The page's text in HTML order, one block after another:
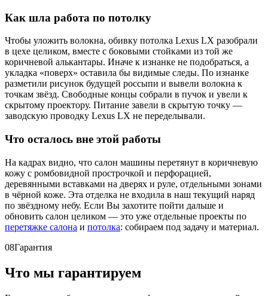
Как шла работа по потолку
Чтобы уложить волокна, обивку потолка Lexus LX разобрали
в цехе целиком, вместе с боковыми стойками из той же
коричневой алькантары. Иначе к изнанке не подобраться, а
укладка «поверх» оставила бы видимые следы. По изнанке
разметили рисунок будущей россыпи и вывели волокна к
точкам звёзд. Свободные концы собрали в пучок и увели к
скрытому проектору. Питание завели в скрытую точку —
заводскую проводку Lexus LX не переделывали.
Что осталось вне этой работы
На кадрах видно, что салон машины перетянут в коричневую
кожу с ромбовидной прострочкой и перфорацией,
деревянными вставками на дверях и руле, отдельными зонами
в чёрной коже. Эта отделка не входила в наш текущий наряд
по звёздному небу. Если Вы захотите пойти дальше и
обновить салон целиком — это уже отдельные проекты по
перетяжке салона и потолка: собираем под задачу и материал.
08Гарантия
Что мы гарантируем